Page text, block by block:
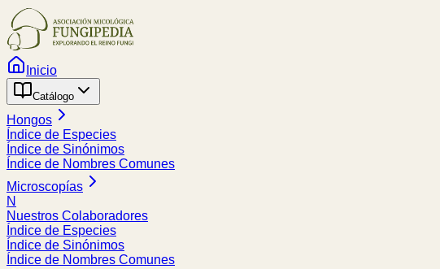
Inicio
Catálogo
Hongos
Índice de Especies
Índice de Sinónimos
Índice de Nombres Comunes
Microscopías
N
Nuestros Colaboradores
Índice de Especies
Índice de Sinónimos
Índice de Nombres Comunes